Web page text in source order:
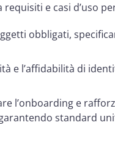
requisiti e casi d’uso
obbligati,
e l’affidabilità di
l’onboarding e
standard